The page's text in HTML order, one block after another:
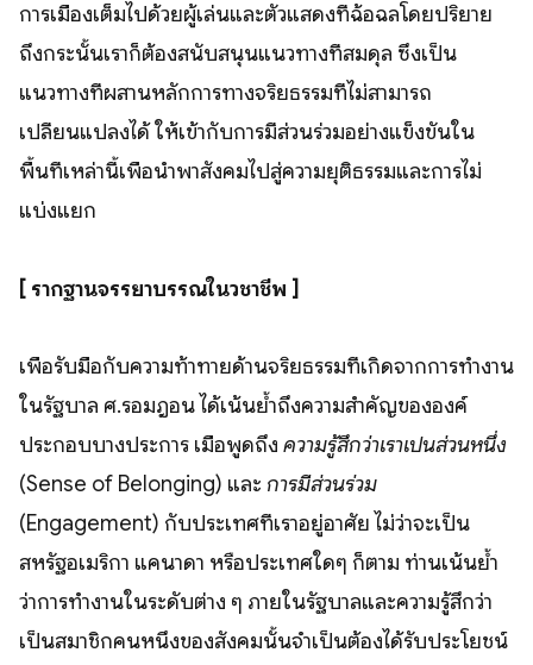
การเมืองเต็มไปด้วยผู้เล่นและตัวแสดงที่ฉ้อฉลโดยปริยาย
ถึงกระนั้นเราก็ต้องสนับสนุนแนวทางที่สมดุล ซึ่งเป็น
แนวทางที่ผสานหลักการทางจริยธรรมที่ไม่สามารถ
เปลี่ยนแปลงได้ ให้เข้ากับการมีส่วนร่วมอย่างแข็งขันใน
พื้นที่เหล่านี้เพื่อนำพาสังคมไปสู่ความยุติธรรมและการไม่
แบ่งแยก
[ รากฐานจรรยาบรรณในวิชาชีพ ]
เพื่อรับมือกับความท้าทายด้านจริยธรรมที่เกิดจากการทำงาน
ในรัฐบาล ศ.รอมฎอน ได้เน้นย้ำถึงความสำคัญขององค์
ประกอบบางประการ เมื่อพูดถึง ความรู้สึกว่าเราเป็นส่วนหนึ่ง
(Sense of Belonging) และ การมีส่วนร่วม
(Engagement) กับประเทศที่เราอยู่อาศัย ไม่ว่าจะเป็น
สหรัฐอเมริกา แคนาดา หรือประเทศใดๆ ก็ตาม ท่านเน้นย้ำ
ว่าการทำงานในระดับต่าง ๆ ภายในรัฐบาลและความรู้สึกว่า
เป็นสมาชิกคนหนึ่งของสังคมนั้นจำเป็นต้องได้รับประโยชน์